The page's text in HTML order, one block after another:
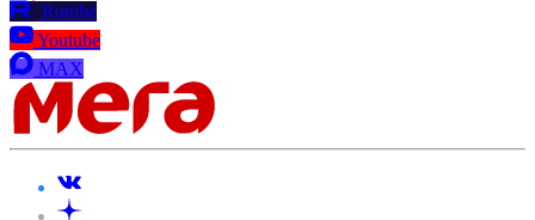
Rutube
Youtube
MAX